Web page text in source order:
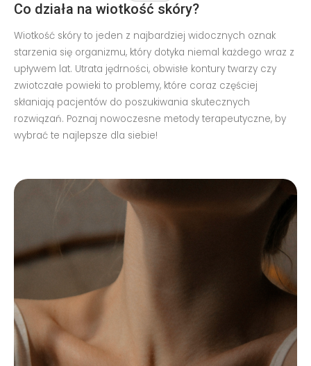
Co działa na wiotkość skóry?
Wiotkość skóry to jeden z najbardziej widocznych oznak
starzenia się organizmu, który dotyka niemal każdego wraz z
upływem lat. Utrata jędrności, obwisłe kontury twarzy czy
zwiotczałe powieki to problemy, które coraz częściej
skłaniają pacjentów do poszukiwania skutecznych
rozwiązań. Poznaj nowoczesne metody terapeutyczne, by
wybrać te najlepsze dla siebie!